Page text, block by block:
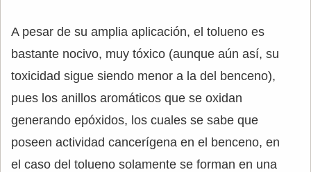
A pesar de su amplia aplicación, el tolueno es
bastante nocivo, muy tóxico (aunque aún así, su
toxicidad sigue siendo menor a la del benceno),
pues los anillos aromáticos que se oxidan
generando epóxidos, los cuales se sabe que
poseen actividad cancerígena en el benceno, en
el caso del tolueno solamente se forman en una